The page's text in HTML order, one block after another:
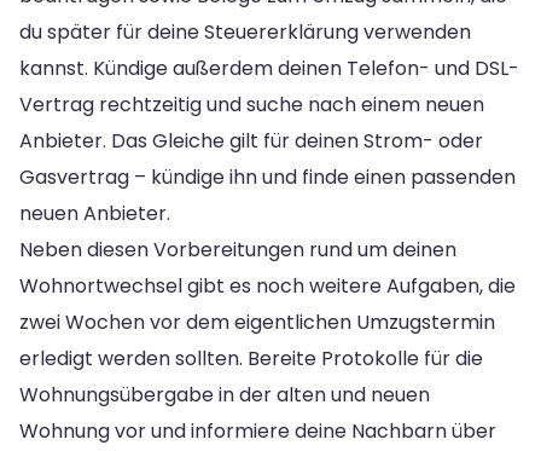
du später für deine Steuererklärung verwenden
kannst. Kündige außerdem deinen Telefon- und DSL-
Vertrag rechtzeitig und suche nach einem neuen
Anbieter. Das Gleiche gilt für deinen Strom- oder
Gasvertrag – kündige ihn und finde einen passenden
neuen Anbieter.
Neben diesen Vorbereitungen rund um deinen
Wohnortwechsel gibt es noch weitere Aufgaben, die
zwei Wochen vor dem eigentlichen Umzugstermin
erledigt werden sollten. Bereite Protokolle für die
Wohnungsübergabe in der alten und neuen
Wohnung vor und informiere deine Nachbarn über